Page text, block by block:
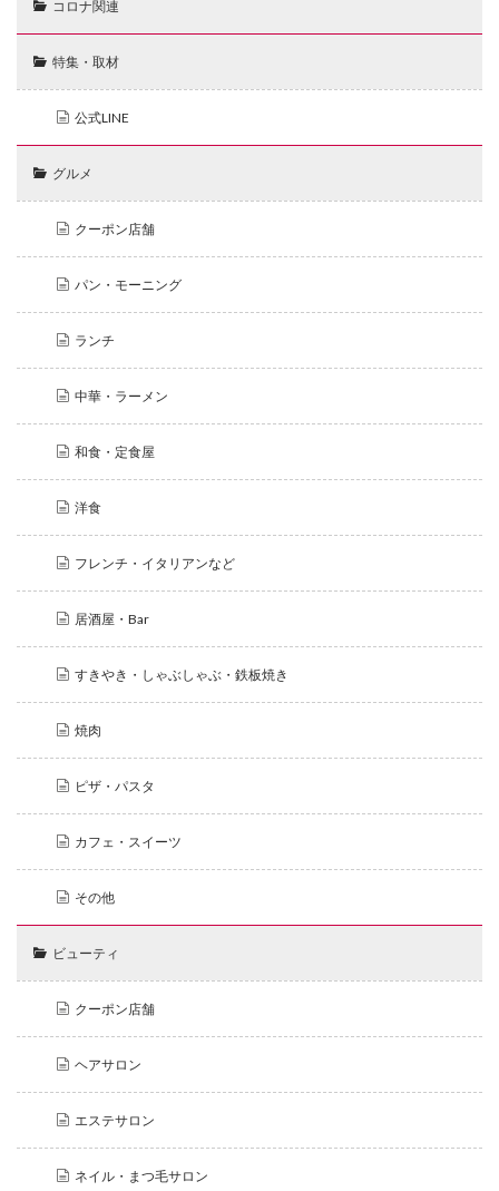
コロナ関連
特集・取材
公式LINE
グルメ
クーポン店舗
パン・モーニング
ランチ
中華・ラーメン
和食・定食屋
洋食
フレンチ・イタリアンなど
居酒屋・Bar
すきやき・しゃぶしゃぶ・鉄板焼き
焼肉
ピザ・パスタ
カフェ・スイーツ
その他
ビューティ
クーポン店舗
ヘアサロン
エステサロン
ネイル・まつ毛サロン